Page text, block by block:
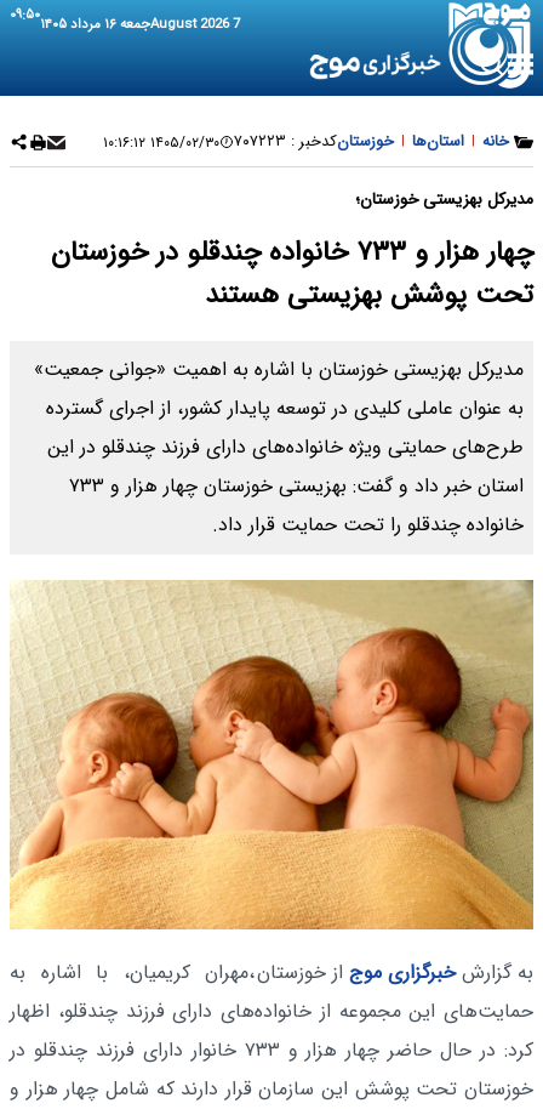
7 August 2026 جمعه ۱۶ مرداد ۱۴۰۵ ۰۹:۵۰
خانه | استان‌ها | خوزستانکدخبر : ۷۰۷۲۲۳ ۱۴۰۵/۰۲/۳۰ ۱۰:۱۶:۱۲
مدیرکل بهزیستی خوزستان؛
چهار هزار و ۷۳۳ خانواده چندقلو در خوزستان
تحت پوشش بهزیستی هستند
مدیرکل بهزیستی خوزستان با اشاره به اهمیت «جوانی جمعیت»
به عنوان عاملی کلیدی در توسعه پایدار کشور، از اجرای گسترده
طرح‌های حمایتی ویژه خانواده‌های دارای فرزند چندقلو در این
استان خبر داد و گفت: بهزیستی خوزستان چهار هزار و ۷۳۳
خانواده چندقلو را تحت حمایت قرار داد.
به گزارشخبرگزاری موج از خوزستان،مهران کریمیان، با اشاره به
حمایت‌های این مجموعه از خانواده‌های دارای فرزند چندقلو، اظهار
کرد: در حال حاضر چهار هزار و ۷۳۳ خانوار دارای فرزند چندقلو در
خوزستان تحت پوشش این سازمان قرار دارند که شامل چهار هزار و